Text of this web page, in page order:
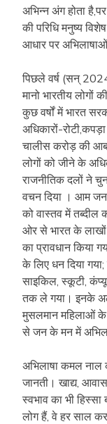
अभिन्न अंग होता
की परिधि मनुष्य
आधार पर अभिलाषाओं
पिछले वर्ष (सन्
मानो भारतीय
कुछ वर्षों में भारत
अधिकारों-
चालीस करोड़ की
लोगों को जीने के
राजनीतिक दलों ने
वचन दिया । आम जन
को वास्तव में
ओर से भारत के लाखों
का प्रावधान किया
के लिए धन दिया गया;
साइकिल, स्कूटी,
तक ले गया। इनके
मुसलमान महिलाओं के
से जन के मन में
अभिलाषा कमल नाल
जानती। खाद्य,
स्वभाव का भी
लोग हैं, वे हर साल